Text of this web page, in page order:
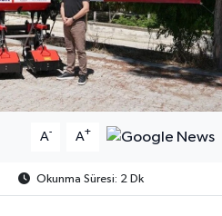
A- A+
Okunma Süresi: 2 Dk